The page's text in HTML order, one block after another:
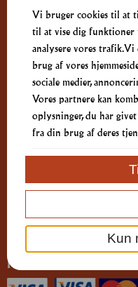
Kontakt os
70 10 70 17
Østerbro 35A
9000 Aalborg
info@australian.dk
Spørgsmål vedr. allergener:
Forretningsbetingelser
Vi bruger cookies til at
til at vise dig funktioner
analysere vores trafik.
brug af vores
sociale medier,
Vores partnere kan
oplysninger, du har
fra din brug af deres
Kun